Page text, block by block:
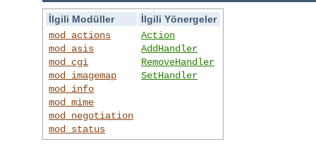
İlgili Modüller
İlgili Yönergeler
mod_actions
mod_asis
mod_cgi
mod_imagemap
mod_info
mod_mime
mod_negotiation
mod_status
Action
AddHandler
RemoveHandler
SetHandler